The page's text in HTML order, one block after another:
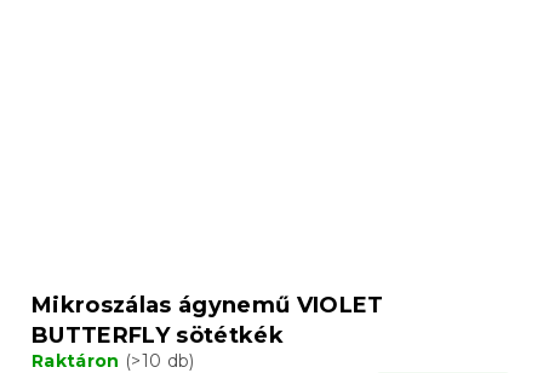
Mikroszálas ágynemű VIOLET
BUTTERFLY sötétkék
Raktáron (>10 db)